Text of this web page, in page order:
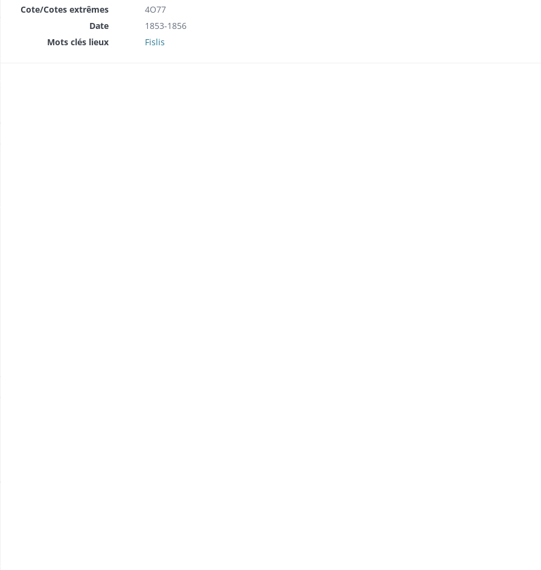
Cote/Cotes extrêmes
4O77
Date
1853-1856
Mots clés lieux
Fislis